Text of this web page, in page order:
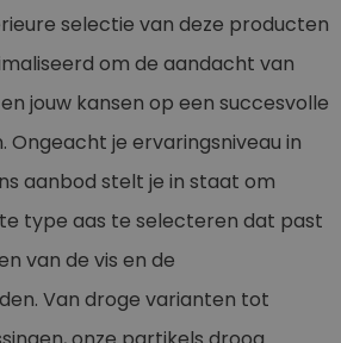
selectie van deze producten
om de aandacht van
jouw kansen op een succesvolle
Ongeacht je ervaringsniveau in
aanbod stelt je in staat om
type aas te selecteren dat past
van de vis en de
Van droge varianten tot